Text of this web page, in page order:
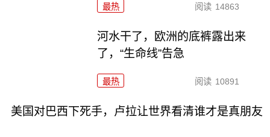
最热 阅读 14863
河水干了，欧洲的底裤露出来
了，“生命线”告急
最热 阅读 10891
美国对巴西下死手，卢拉让世界看清谁才是真朋友